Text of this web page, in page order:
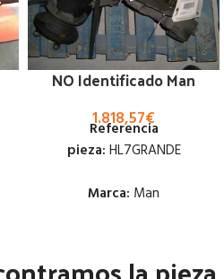
NO Identificado Man
1.818,57€
Referencia
pieza: HL7GRANDE
Marca: Man